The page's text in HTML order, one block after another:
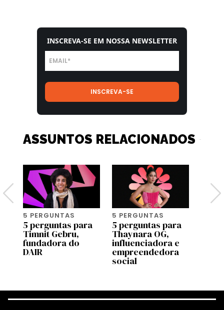
INSCREVA-SE EM NOSSA NEWSLETTER
ASSUNTOS RELACIONADOS
5 PERGUNTAS
5 perguntas para
Timnit Gebru,
fundadora do
DAIR
5 PERGUNTAS
5 perguntas para
Thaynara OG,
influenciadora e
empreendedora
social